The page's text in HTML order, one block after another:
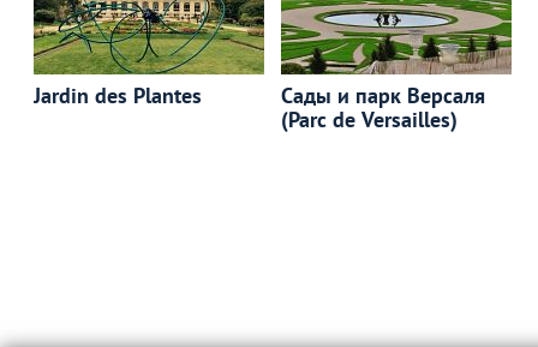
Jardin des Plantes
Сады и парк Версаля
(Parc de Versailles)